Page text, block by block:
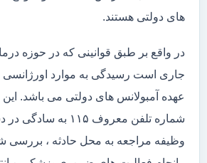
های دولتی هستند.
در واقع بر طبق قوانینی که در حوزه
جاری است رسیدگی به موارد اورژانسی
عهده آمبولانس های دولتی می باشد. این
شماره تلفن معروف ۱۱۵
وظیفه مراجعه به محل حادثه ، بررسی